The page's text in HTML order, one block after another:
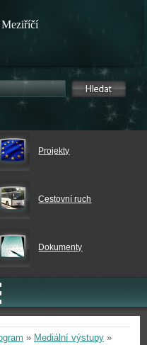
Meziříčí
Projekty
Cestovní ruch
Dokumenty
» Mediální výstupy »